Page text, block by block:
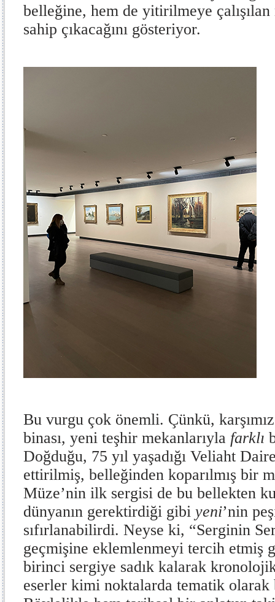
belleğine, hem de yitirilmeye
sahip çıkacağını gösteriyor.
Bu vurgu çok önemli. Çünkü,
binası, yeni teşhir mekanlarıyla farklı
Doğduğu, 75 yıl yaşadığı Veliaht
ettirilmiş, belleğinden koparılmış bir
Müze’nin ilk sergisi de bu bellekten
dünyanın gerektirdiği gibi yeni’nin
sıfırlanabilirdi. Neyse ki, “Serginin
geçmişine eklemlenmeyi tercih etmiş
birinci sergiye sadık kalarak
eserler kimi noktalarda tematik